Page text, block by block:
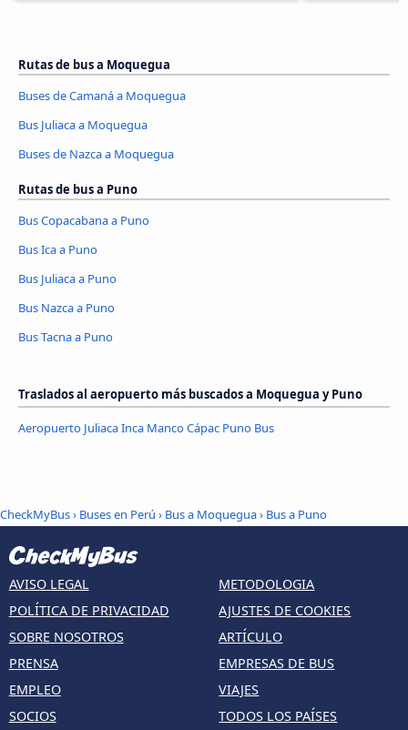
Rutas de bus a Moquegua
Buses de Camaná a Moquegua
Bus Juliaca a Moquegua
Buses de Nazca a Moquegua
Rutas de bus a Puno
Bus Copacabana a Puno
Bus Ica a Puno
Bus Juliaca a Puno
Bus Nazca a Puno
Bus Tacna a Puno
Traslados al aeropuerto más buscados a Moquegua y Puno
Aeropuerto Juliaca Inca Manco Cápac Puno Bus
CheckMyBus› Buses en Perú › Bus a Moquegua› Bus a Puno
AVISO LEGAL
POLÍTICA DE PRIVACIDAD
SOBRE NOSOTROS
PRENSA
EMPLEO
SOCIOS
METODOLOGIA
AJUSTES DE COOKIES
ARTÍCULO
EMPRESAS DE BUS
VIAJES
TODOS LOS PAÍSES